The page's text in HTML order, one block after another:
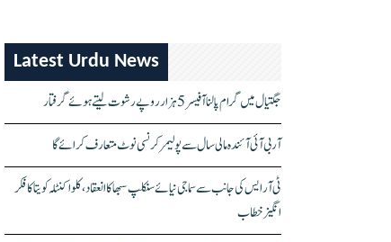
Latest Urdu News
جگتیال میں گرام پالنا آفیسر 5 ہزار روپے رشوت لیتے ہوئے گرفتار
آر بی آئی آئندہ مالی سال سے پولیمر کرنسی نوٹ متعارف کرائے گا
ٹی آر ایس کی جانب سے سماجی نیائے سنکلپ سبھا کا انعقاد، کلواکنٹلہ کویتا کا فکر
انگیز خطاب